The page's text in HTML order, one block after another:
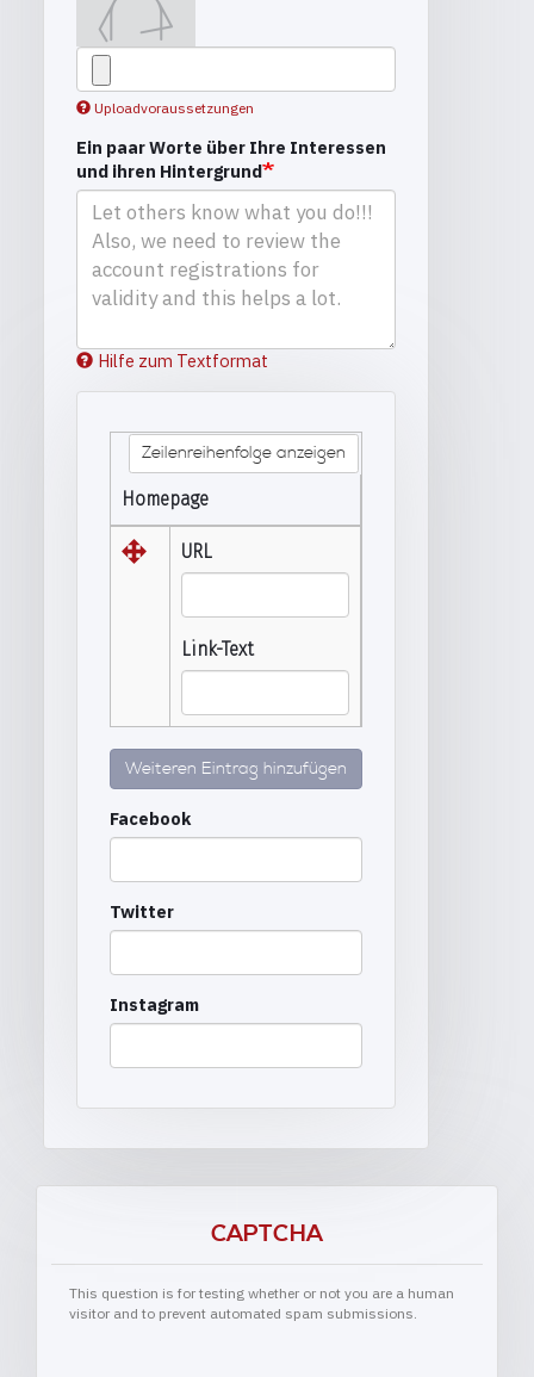
Uploadvoraussetzungen
Ein paar Worte über Ihre Interessen
und ihren Hintergrund
Hilfe zum Textformat
Zeilenreihenfolge anzeigen
Homepage
URL
Link-Text
Weiteren Eintrag hinzufügen
Facebook
Twitter
Instagram
CAPTCHA
This question is for testing whether or not you are a human
visitor and to prevent automated spam submissions.